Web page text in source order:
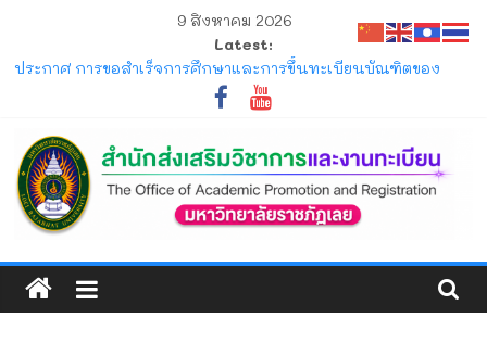
content
9 สิงหาคม 2026
Latest:
ประกาศ ให้นักศึกษาระดับปริญญาตรี ที่เข้าศึกษาปีการศึกษา 2569
พ้นสภาพจากการเป็นนักศึกษา ตามข้อบังคับมหาวิทยาลัยราชภัฏ
เลย ว่าด้วยการจัดการศึกษาระดับปริญญาตรี
ประกาศ การขอสำเร็จการศึกษาและการขึ้นทะเบียนบัณฑิตของ
นักศึกษาภาคปกติ ที่คาดว่าจะสำเร็จการศึกษาในภาคการศึกษาที่
1/2569 และ 2/2569
โครงการ มหกรรมวิชาการเปิดบ้าน LRU ครั้งที่ 4 มหาวิทยาลัย
ราชภัฏเลย (LRU OpenHouse 2026)
แจ้ง ขอให้นักศึกษาภาคปกติ ตรวจสอบตารางสอบกลางภาค ภาค
การศึกษาที่ 1/2569
ประกาศ รับสมัครและรับรายงานตัวนักศึกษาใหม่ ระดับปริญญาตรี
สำนัก
ส่ง